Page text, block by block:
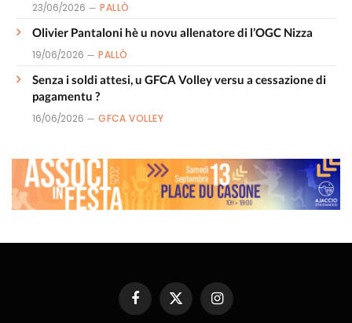
23/06/2026 PALLÒ
Olivier Pantaloni hè u novu allenatore di l’OGC Nizza
19/06/2026 PALLÒ
Senza i soldi attesi, u GFCA Volley versu a cessazione di
pagamentu ?
16/06/2026 GFCA VOLLEY
FacebookX
Instagram